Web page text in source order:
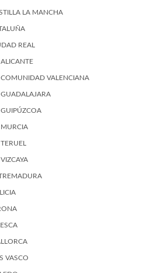
LA MANCHA
REAL
VALENCIANA
VASCO